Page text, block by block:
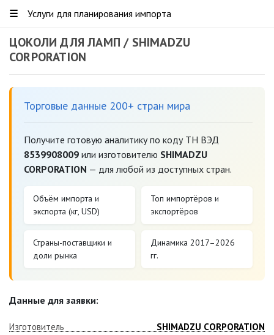
☰ Услуги для планирования импорта
ЦОКОЛИ ДЛЯ ЛАМП / SHIMADZU
CORPORATION
Торговые данные 200+ стран мира
Получите готовую аналитику по коду ТН ВЭД
8539908009 или изготовителю SHIMADZU
CORPORATION — для любой из доступных стран.
Объём импорта и
экспорта (кг, USD)
Топ импортёров и
экспортёров
Страны-поставщики и
доли рынка
Динамика 2017–2026
гг.
Данные для заявки:
Изготовитель
SHIMADZU CORPORATION